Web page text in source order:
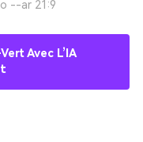
--ar 21:9
Avec L’IA